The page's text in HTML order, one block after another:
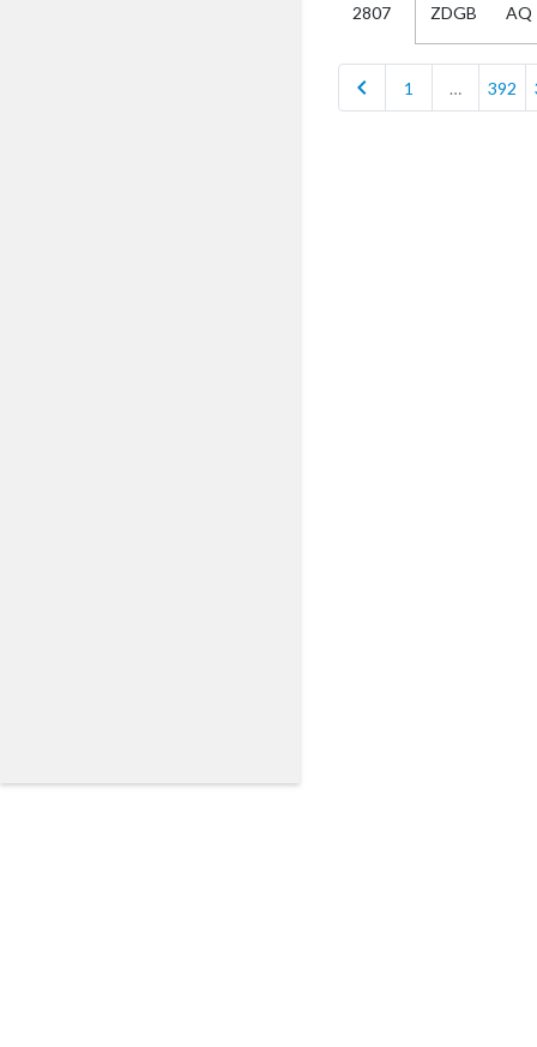
2807 ZDGB AQ
chevron_left 1 … 392